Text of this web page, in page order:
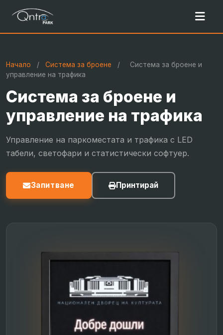
Начало / Система за броене /
Система за броене и
управление на трафика
Система за броене и
управление на трафика
Управление на паркоместата и трафика с LED
табели, светофари и статистически софтуер.
Запитване Принтирай